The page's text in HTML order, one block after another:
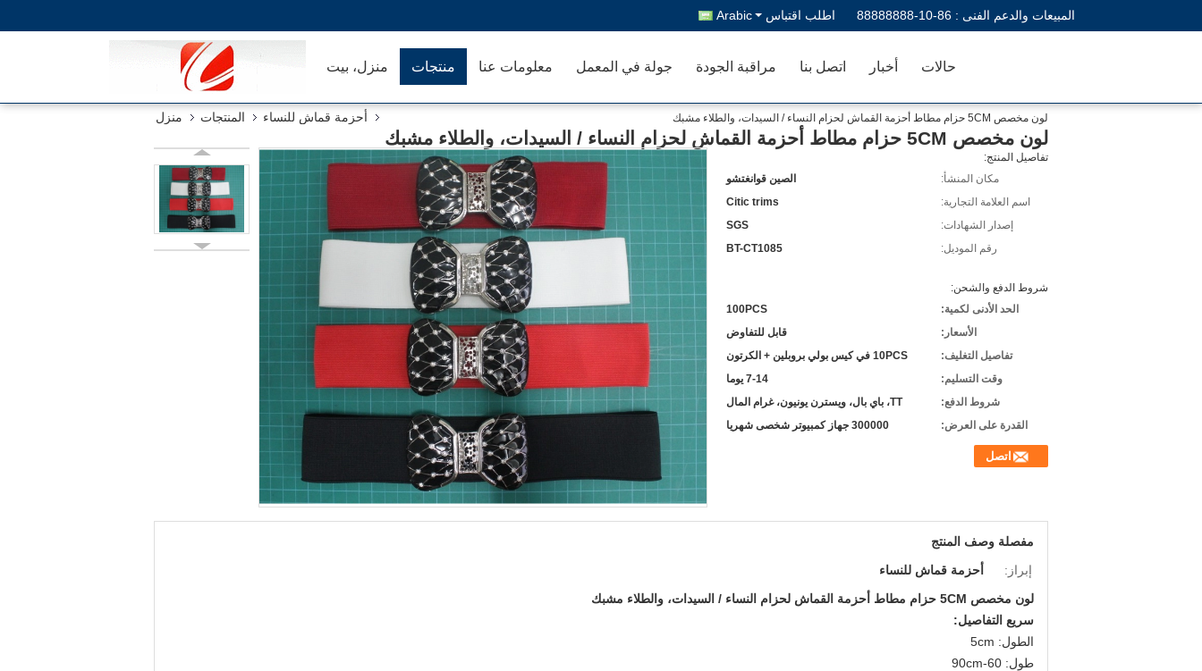
المبيعات والدعم الفنى : 86-10-88888888 اطلب اقتباس Arabic
منزل، بيت منتجات معلومات عنا جولة في المعمل مراقبة الجودة اتصل بنا أخبار حالات
منزل المنتجات أحزمة قماش للنساء لون مخصص 5CM حزام مطاط أحزمة القماش لحزام النساء / السيدات، والطلاء مشبك
لون مخصص 5CM حزام مطاط أحزمة القماش لحزام النساء / السيدات، والطلاء مشبك
تفاصيل المنتج:
مكان المنشأ:
الصين قوانغتشو
اسم العلامة التجارية:
Citic trims
إصدار الشهادات:
SGS
رقم الموديل:
BT-CT1085
شروط الدفع والشحن:
الحد الأدنى لكمية:
100PCS
الأسعار:
قابل للتفاوض
تفاصيل التغليف:
10PCS في كيس بولي بروبلين + الكرتون
وقت التسليم:
7-14 يوما
شروط الدفع:
TT، باي بال، ويسترن يونيون، غرام المال
القدرة على العرض:
300000 جهاز كمبيوتر شخصى شهريا
اتصل
مفصلة وصف المنتج
إبراز:
أحزمة قماش للنساء
لون مخصص 5CM حزام مطاط أحزمة القماش لحزام النساء / السيدات، والطلاء مشبك
سريع التفاصيل:
الطول: 5cm
طول: 60-90cm